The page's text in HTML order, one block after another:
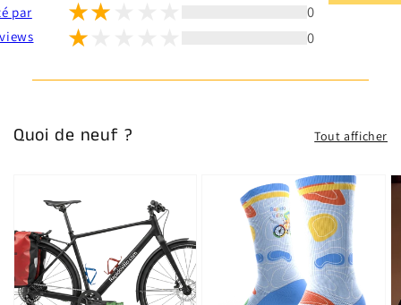
par
0
0
Quoi de neuf ? Tout afficher